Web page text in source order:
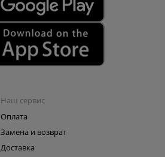
Наш сервис
Оплата
Замена и возврат
Доставка